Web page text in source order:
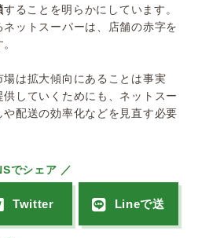
することを明らかにしています。
ットスーパーは、店舗の赤字を
は拡大傾向にあることは事実
していくためにも、ネットスー
配送の効率化などを見直す必要
でシェア ／